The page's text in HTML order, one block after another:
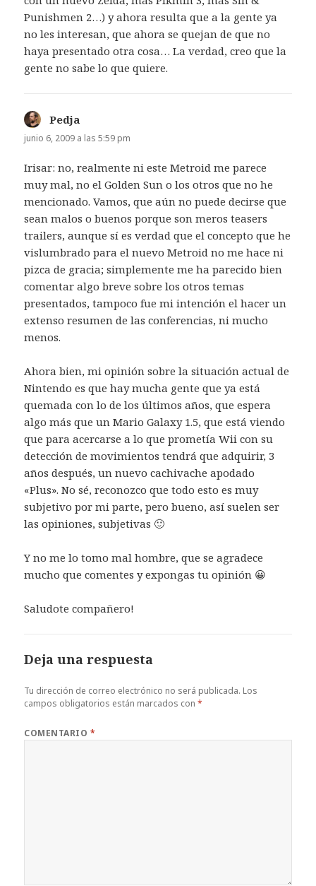
Punishmen 2…) y ahora resulta que a la gente ya
no les interesan, que ahora se quejan de que no
haya presentado otra cosa… La verdad, creo que la
gente no sabe lo que quiere.
Pedja
junio 6, 2009 a las 5:59 pm
Irisar: no, realmente ni este Metroid me parece
muy mal, no el Golden Sun o los otros que no he
mencionado. Vamos, que aún no puede decirse que
sean malos o buenos porque son meros teasers
trailers, aunque sí es verdad que el concepto que he
vislumbrado para el nuevo Metroid no me hace ni
pizca de gracia; simplemente me ha parecido bien
comentar algo breve sobre los otros temas
presentados, tampoco fue mi intención el hacer un
extenso resumen de las conferencias, ni mucho
menos.
Ahora bien, mi opinión sobre la situación actual de
Nintendo es que hay mucha gente que ya está
quemada con lo de los últimos años, que espera
algo más que un Mario Galaxy 1.5, que está viendo
que para acercarse a lo que prometía Wii con su
detección de movimientos tendrá que adquirir, 3
años después, un nuevo cachivache apodado
«Plus». No sé, reconozco que todo esto es muy
subjetivo por mi parte, pero bueno, así suelen ser
las opiniones, subjetivas 🙂
Y no me lo tomo mal hombre, que se agradece
mucho que comentes y expongas tu opinión 😀
Saludote compañero!
Deja una respuesta
Tu dirección de correo electrónico no será publicada. Los
campos obligatorios están marcados con*
COMENTARIO *